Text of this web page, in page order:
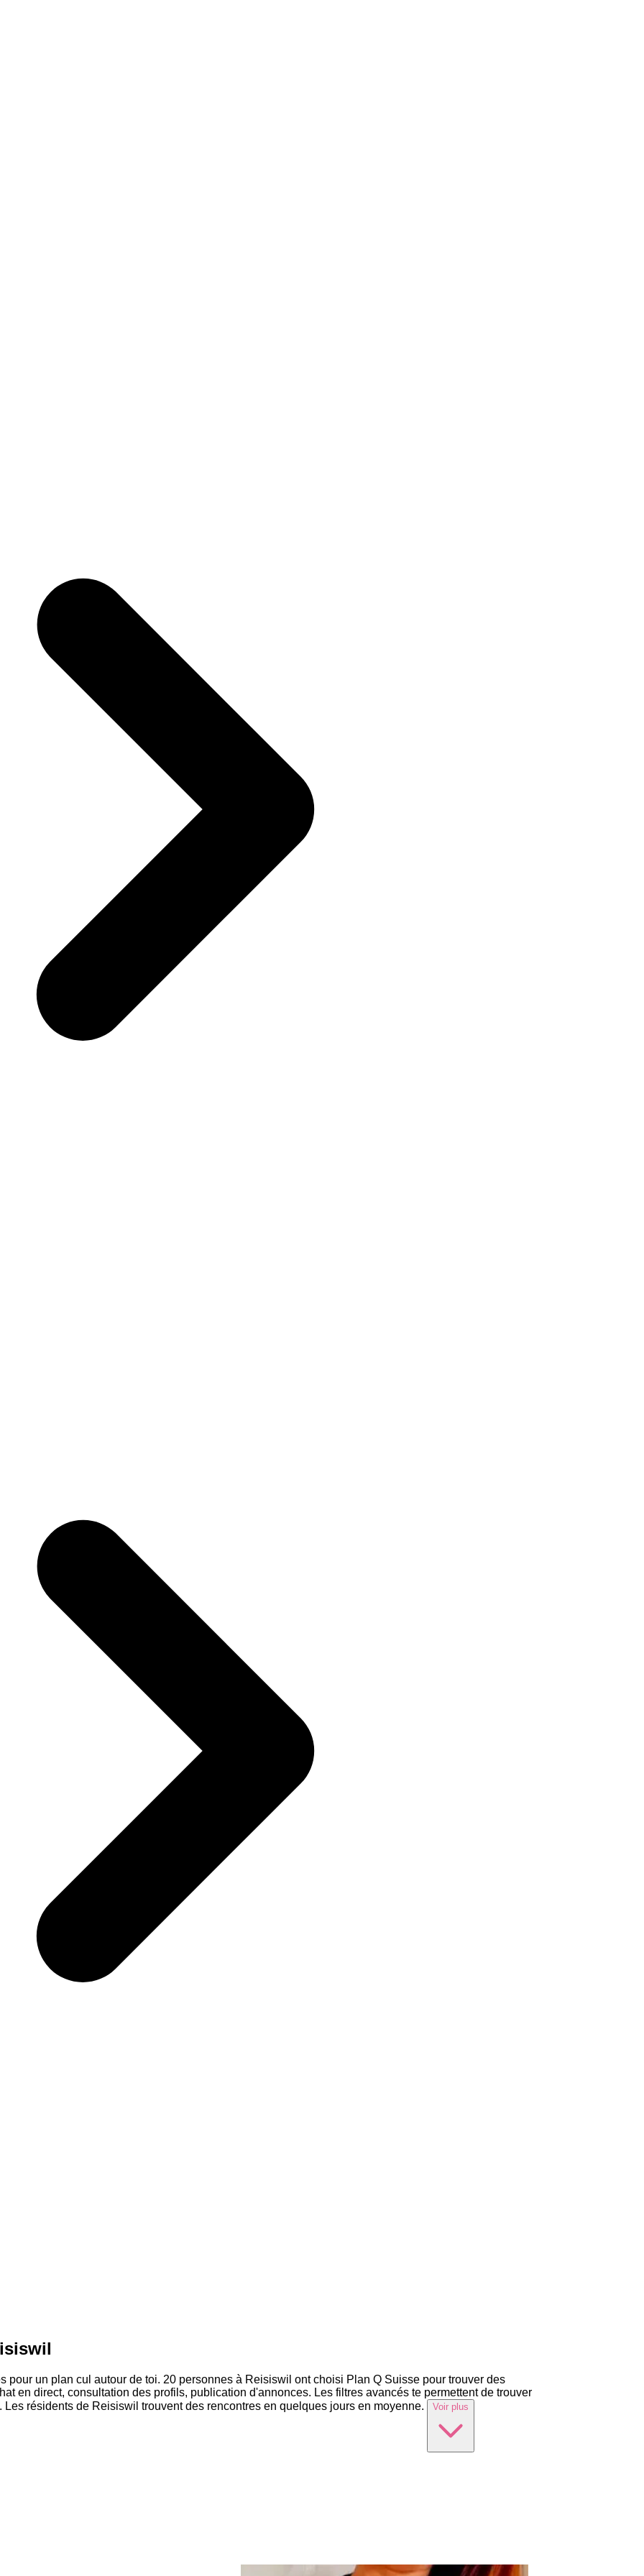
pour un plan cul autour de toi. 20 personnes à Reisiswil ont choisi Plan Q Suisse pour trouver des
en direct, consultation des profils, publication d'annonces. Les filtres avancés te permettent de trouver
résidents de Reisiswil trouvent des rencontres en quelques jours en moyenne.
Voir plus